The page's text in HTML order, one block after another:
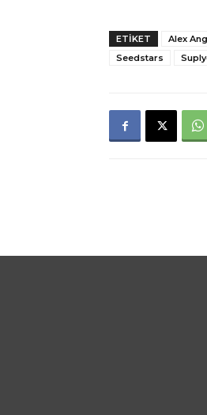
ETIKET Alex
Seedstars